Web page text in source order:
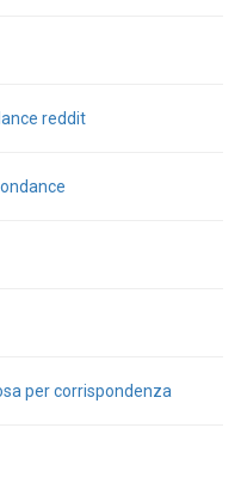
reddit
per corrispondenza